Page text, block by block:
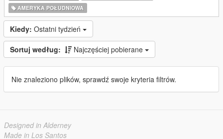
AMERYKA POŁUDNIOWA
Kiedy: Ostatni tydzień
Sortuj według: Najczęściej pobierane
Nie znaleziono plików, sprawdź swoje kryteria filtrów.
Designed in Alderney
Made in Los Santos